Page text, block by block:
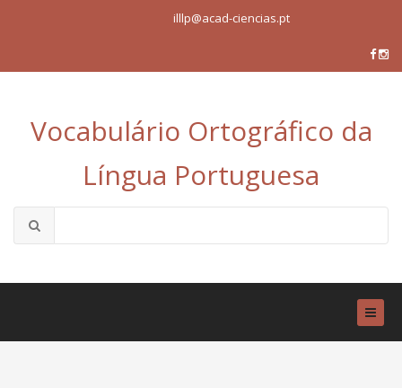
illlp@acad-ciencias.pt
Vocabulário Ortográfico da
Língua Portuguesa